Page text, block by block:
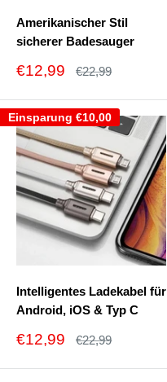
Amerikanischer Stil
sicherer Badesauger
Sonderpreis
€12,99 Normalpreis
€22,99
Einsparung €10,00
Intelligentes Ladekabel für
Android, iOS & Typ C
Sonderpreis
€12,99 Normalpreis
€22,99